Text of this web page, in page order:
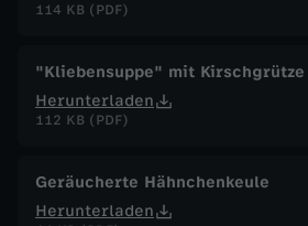
114 KB (PDF)
"Kliebensuppe" mit Kirschgrütze
Herunterladen
112 KB (PDF)
Geräucherte Hähnchenkeule
Herunterladen